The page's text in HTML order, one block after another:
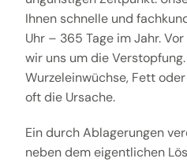
Ihnen schnelle und
Uhr – 365 Tage im Jahr.
wir uns um die
Wurzeleinwüchse, Fett
oft die Ursache.
Ein durch Ablagerungen
neben dem eigentlichen